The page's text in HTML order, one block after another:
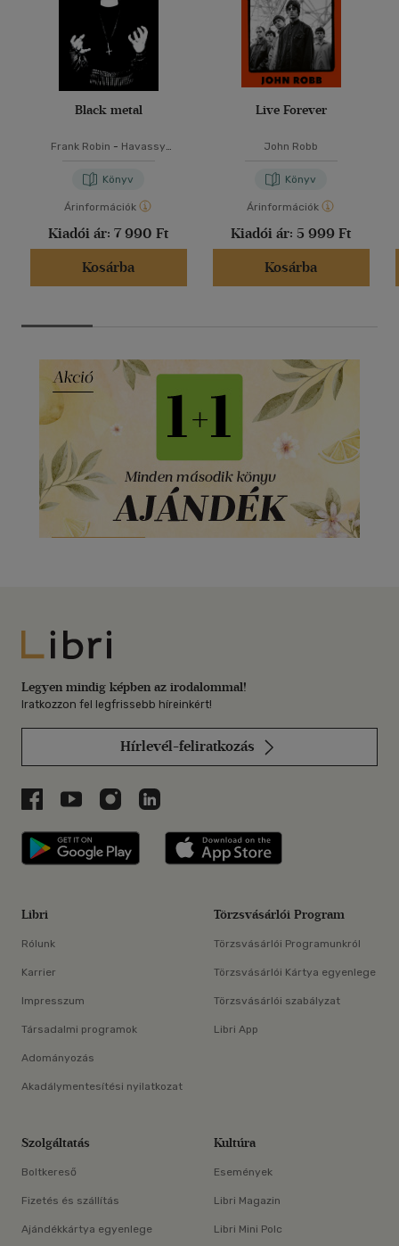
Black metal
Frank Robin - Havassy
Könyv
Árinformációk
Kiadói ár: 7 990 Ft
Kosárba
Live Forever
John Robb
Könyv
Árinformációk
Kiadói ár: 5 999 Ft
Kosárba
Libri
Legyen mindig képben az irodalommal!
Iratkozzon fel legfrissebb híreinkért!
Hírlevél-feliratkozás
Libri a Facebookon
Libri a Youtube-on
Libri az Instagramon
Libri a LinkedInen
Libri applikáció Szerezd meg: Google
Libri
Rólunk
Karrier
Impresszum
Társadalmi programok
Adományozás
Akadálymentesítési nyilatkozat
Törzsvásárlói Program
Törzsvásárlói Programunkról
Törzsvásárlói Kártya egyenlege
Törzsvásárlói szabályzat
Libri App
Szolgáltatás
Boltkereső
Fizetés és szállítás
Ajándékkártya egyenlege
Kultúra
Események
Libri Magazin
Libri Mini Polc